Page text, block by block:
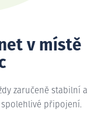
v místě
zaručeně stabilní a
spolehlivé připojení.